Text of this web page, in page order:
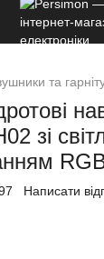
та
зі
Написати